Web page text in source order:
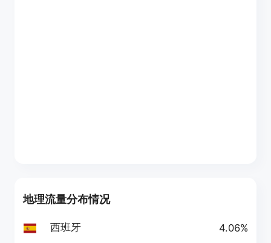
地理流量分布情况
西班牙 4.06%